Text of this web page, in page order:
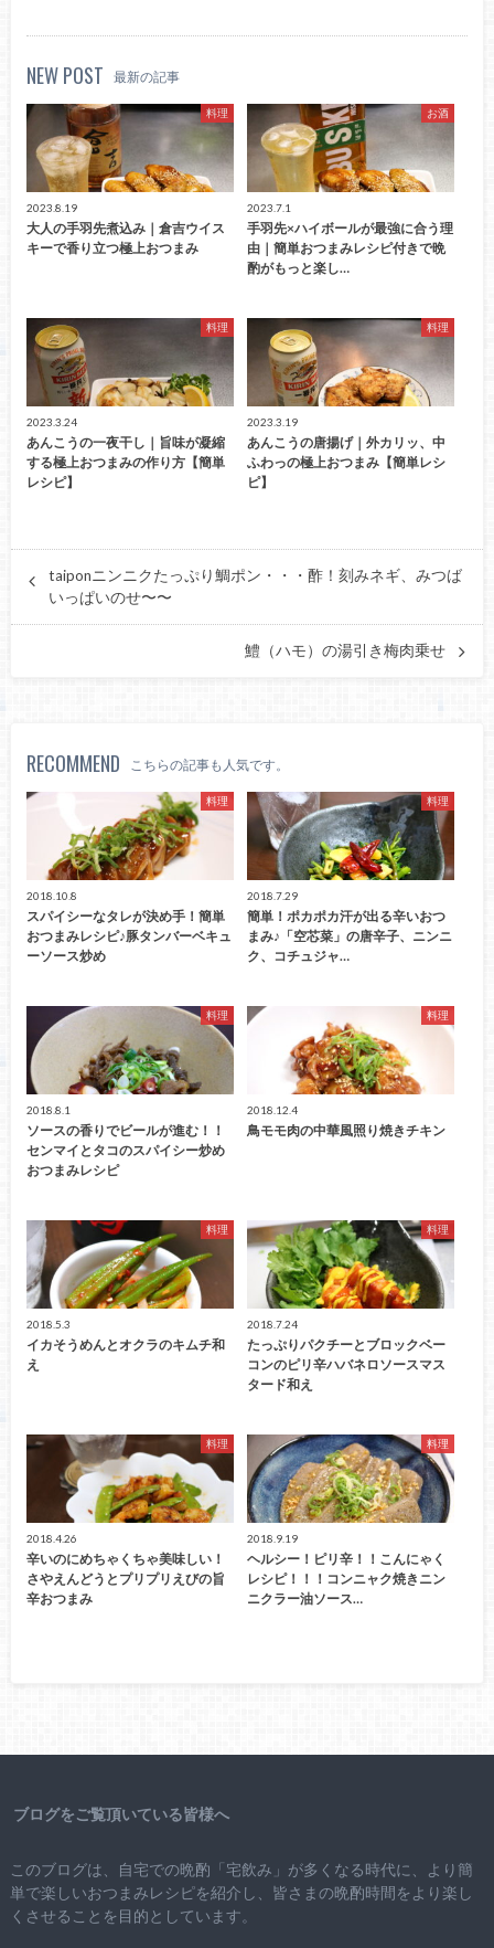
NEW POST 最新の記事
料理
2023.8.19
大人の手羽先煮込み｜倉吉ウイス
キーで香り立つ極上おつまみ
お酒
2023.7.1
手羽先×ハイボールが最強に合う理
由｜簡単おつまみレシピ付きで晩
酌がもっと楽し…
料理
2023.3.24
あんこうの一夜干し｜旨味が凝縮
する極上おつまみの作り方【簡単
レシピ】
料理
2023.3.19
あんこうの唐揚げ｜外カリッ、中
ふわっの極上おつまみ【簡単レシ
ピ】
taiponニンニクたっぷり鯛ポン・・・酢！刻みネギ、みつば
いっぱいのせ〜〜
鱧（ハモ）の湯引き梅肉乗せ
RECOMMEND こちらの記事も人気です。
料理
2018.10.8
スパイシーなタレが決め手！簡単
おつまみレシピ♪豚タンバーベキュ
ーソース炒め
料理
2018.7.29
簡単！ポカポカ汗が出る辛いおつ
まみ♪「空芯菜」の唐辛子、ニンニ
ク、コチュジャ…
料理
2018.8.1
ソースの香りでビールが進む！！
センマイとタコのスパイシー炒め
おつまみレシピ
料理
2018.12.4
鳥モモ肉の中華風照り焼きチキン
料理
2018.5.3
イカそうめんとオクラのキムチ和
え
料理
2018.7.24
たっぷりパクチーとブロックベー
コンのピリ辛ハバネロソースマス
タード和え
料理
2018.4.26
辛いのにめちゃくちゃ美味しい！
さやえんどうとプリプリえびの旨
辛おつまみ
料理
2018.9.19
ヘルシー！ピリ辛！！こんにゃく
レシピ！！！コンニャク焼きニン
ニクラー油ソース…
ブログをご覧頂いている皆様へ
このブログは、自宅での晩酌「宅飲み」が多くなる時代に、より簡
単で楽しいおつまみレシピを紹介し、皆さまの晩酌時間をより楽し
くさせることを目的としています。